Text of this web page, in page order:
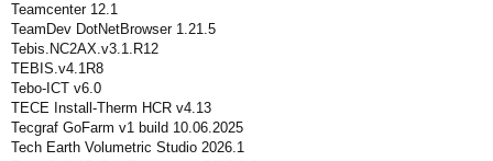
Teamcenter 12.1
TeamDev DotNetBrowser 1.21.5
Tebis.NC2AX.v3.1.R12
TEBIS.v4.1R8
Tebo-ICT v6.0
TECE Install-Therm HCR v4.13
Tecgraf GoFarm v1 build 10.06.2025
Tech Earth Volumetric Studio 2026.1